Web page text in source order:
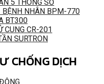
5 THÔNG SỐ
BỆNH NHÂN BPM-770
BT300
CUNG CR-201
SURTRON
CHỐNG DỊCH